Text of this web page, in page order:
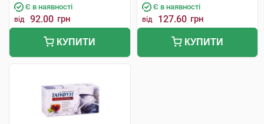
Є в наявності
від 92.00 грн
КУПИТИ
Є в наявності
від 127.60 грн
КУПИТИ